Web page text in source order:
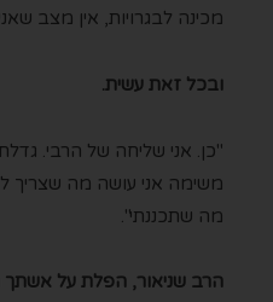
מכינה לבגרויות, אין מצב
ובכל זאת עשית.
"כן. אני שליחה של הרבי.
משימה אני עושה מה שצריך
מה שתכננתי".
הרב שניאור, הפלת על אשתך